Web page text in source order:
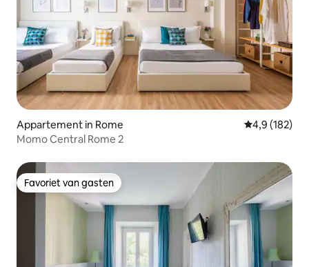
Appartement in Rome Gemiddelde
4,9 (182)
Momo Central Rome 2
Favoriet van gasten
Favoriet van gasten